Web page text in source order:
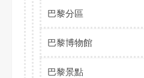
巴黎分區
巴黎博物館
巴黎景點